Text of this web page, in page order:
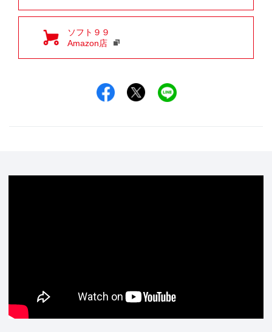
ソフト９９
Amazon店
Facebookでシェア
XでシェアLINEでシェア